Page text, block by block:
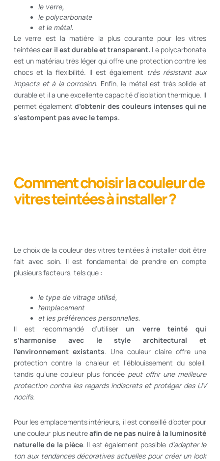
le verre,
le polycarbonate
et le métal.
Le verre est la matière la plus courante pour les vitres
teintéescar il est durable et transparent. Le polycarbonate
est un matériau très léger qui offre une protection contre les
chocs et la flexibilité. Il est également très résistant aux
impacts et à la corrosion. Enfin, le métal est très solide et
durable et il a une excellente capacité d’isolation thermique. Il
permet également d’obtenir des couleurs intenses qui ne
s’estompent pas avec le temps.
Comment choisir la couleur de
vitres teintées à installer ?
Le choix de la couleur des vitres teintées à installer doit être
fait avec soin. Il est fondamental de prendre en compte
plusieurs facteurs, tels que :
le type de vitrage utilisé,
l’emplacement
et les préférences personnelles.
Il est recommandé d’utiliserun verre teinté qui
s’harmonise avec le style architectural et
l’environnement existants. Une couleur claire offre une
protection contre la chaleur et l’éblouissement du soleil,
tandis qu’une couleur plus foncée peut offrir une meilleure
protection contre les regards indiscrets et protéger des UV
nocifs.
Pour les emplacements intérieurs, il est conseillé d’opter pour
une couleur plus neutreafin de ne pas nuire à la luminosité
naturelle de la pièce. Il est également possible d’adapter le
ton aux tendances décoratives actuelles pour créer un look